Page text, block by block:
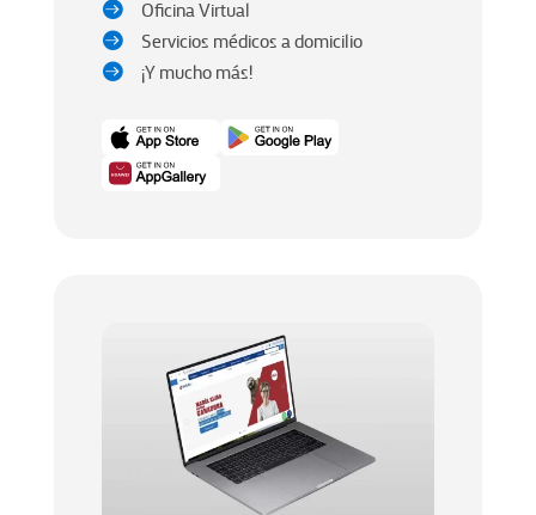
 Oficina Virtual
 Servicios médicos a domicilio
 ¡Y mucho más!